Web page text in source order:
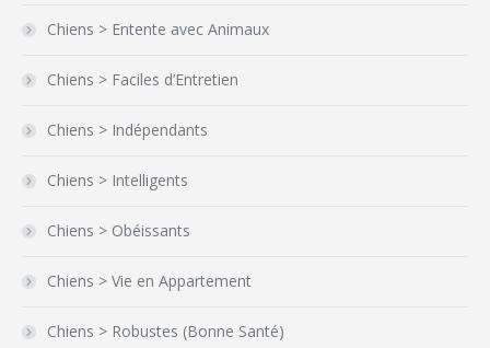
Chiens > Entente avec Animaux
Chiens > Faciles d’Entretien
Chiens > Indépendants
Chiens > Intelligents
Chiens > Obéissants
Chiens > Vie en Appartement
Chiens > Robustes (Bonne Santé)